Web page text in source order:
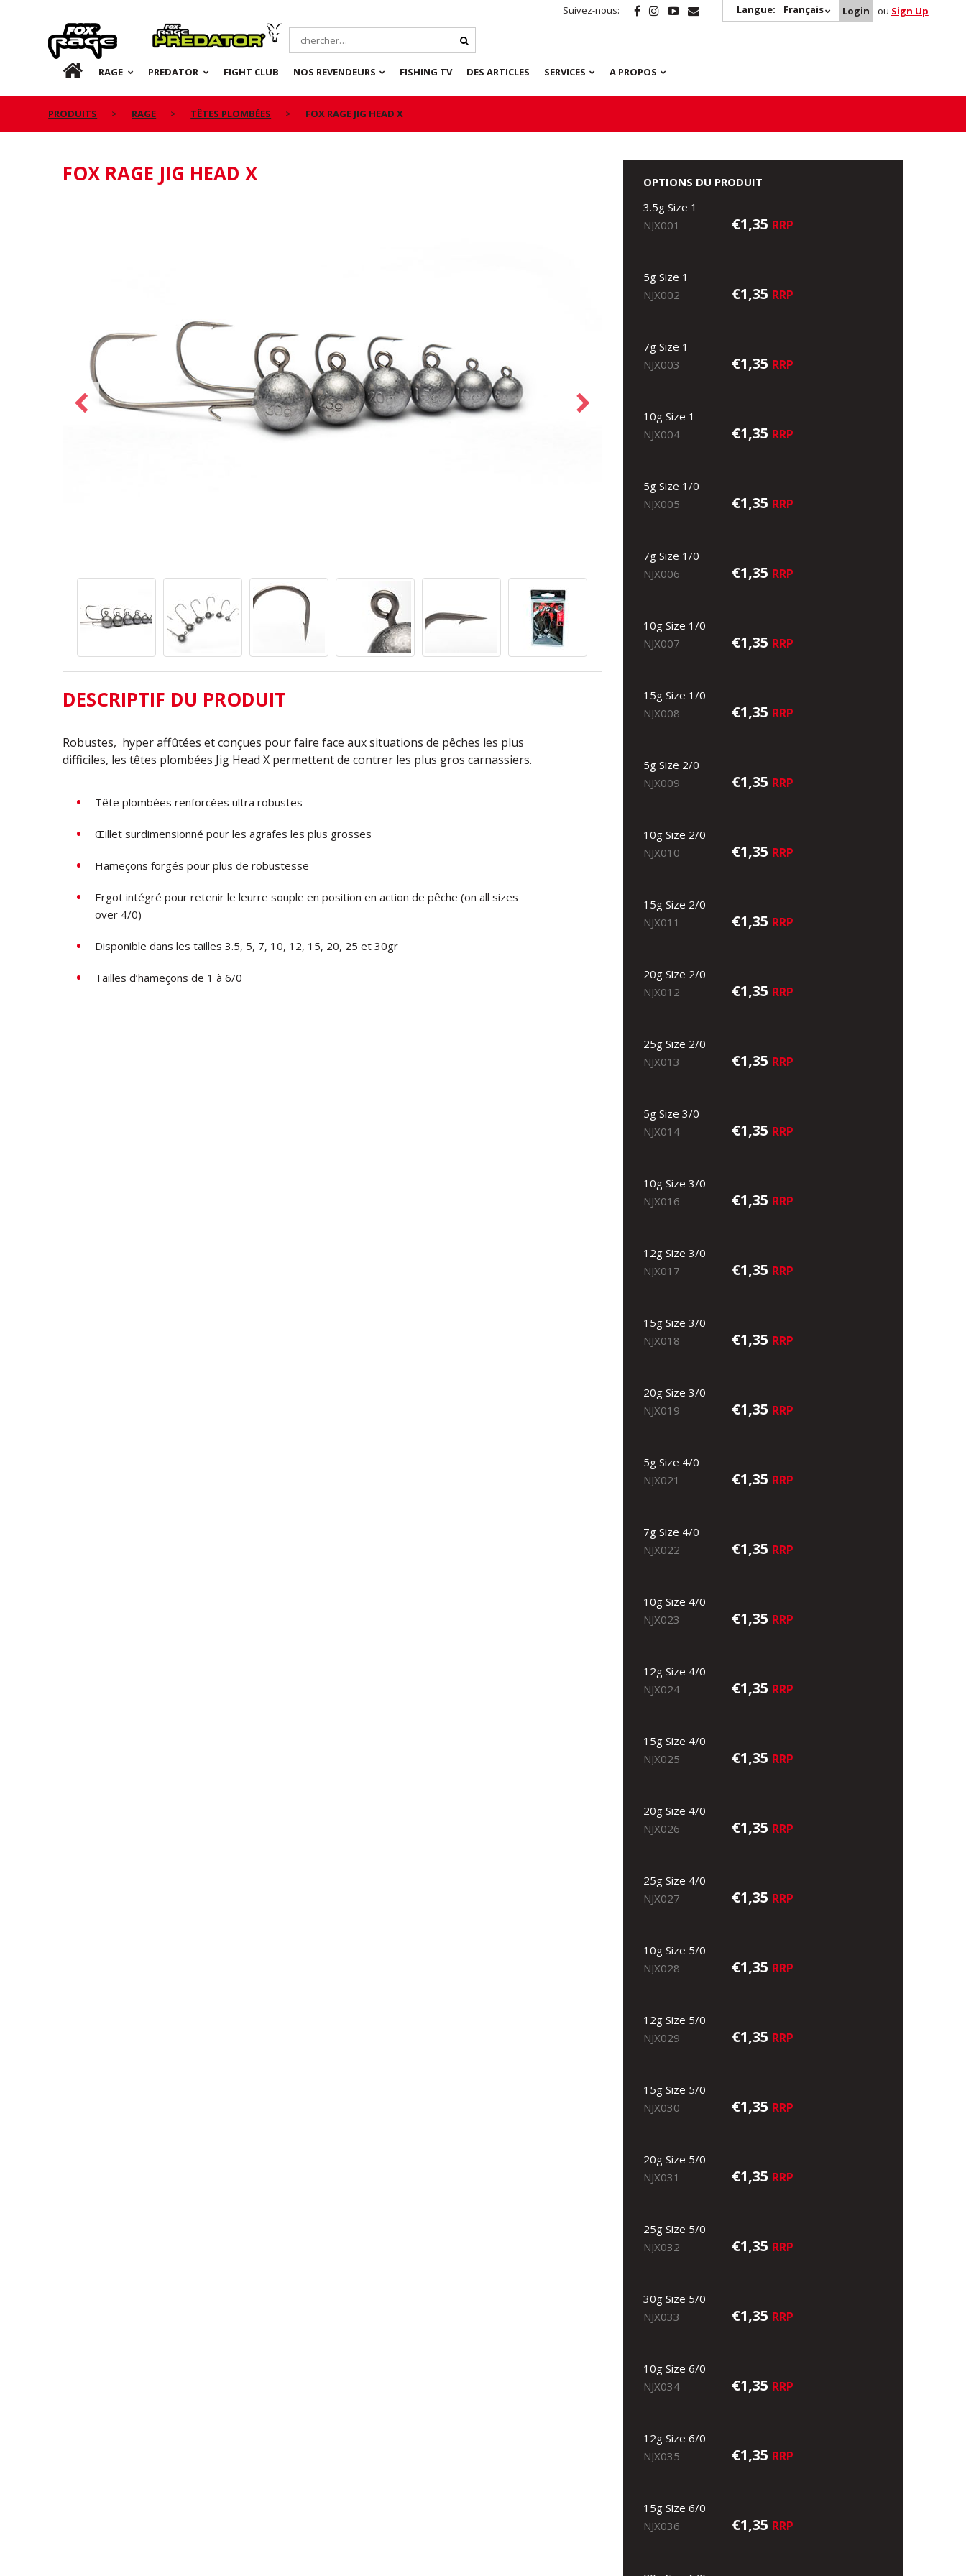
Suivez-nous: Langue: Français Login ou Sign Up
Rage Predator
FR RAGE PREDATOR FIGHT CLUB NOS REVENDEURS FISHING TV DES ARTICLES SERVICES A PROPOS
PRODUITS RAGE TÊTES PLOMBÉES FOX RAGE JIG HEAD X
FOX RAGE JIG HEAD X
DESCRIPTIF DU PRODUIT
Robustes, hyper affûtées et conçues pour faire face aux situations de pêches les plus
difficiles, les têtes plombées Jig Head X permettent de contrer les plus gros carnassiers.
Tête plombées renforcées ultra robustes
Œillet surdimensionné pour les agrafes les plus grosses
Hameçons forgés pour plus de robustesse
Ergot intégré pour retenir le leurre souple en position en action de pêche (on all sizes
over 4/0)
Disponible dans les tailles 3.5, 5, 7, 10, 12, 15, 20, 25 et 30gr
Tailles d’hameçons de 1 à 6/0
OPTIONS DU PRODUIT
3.5g Size 1
NJX001
€1,35 RRP
5g Size 1
NJX002
€1,35 RRP
7g Size 1
NJX003
€1,35 RRP
10g Size 1
NJX004
€1,35 RRP
5g Size 1/0
NJX005
€1,35 RRP
7g Size 1/0
NJX006
€1,35 RRP
10g Size 1/0
NJX007
€1,35 RRP
15g Size 1/0
NJX008
€1,35 RRP
5g Size 2/0
NJX009
€1,35 RRP
10g Size 2/0
NJX010
€1,35 RRP
15g Size 2/0
NJX011
€1,35 RRP
20g Size 2/0
NJX012
€1,35 RRP
25g Size 2/0
NJX013
€1,35 RRP
5g Size 3/0
NJX014
€1,35 RRP
10g Size 3/0
NJX016
€1,35 RRP
12g Size 3/0
NJX017
€1,35 RRP
15g Size 3/0
NJX018
€1,35 RRP
20g Size 3/0
NJX019
€1,35 RRP
5g Size 4/0
NJX021
€1,35 RRP
7g Size 4/0
NJX022
€1,35 RRP
10g Size 4/0
NJX023
€1,35 RRP
12g Size 4/0
NJX024
€1,35 RRP
15g Size 4/0
NJX025
€1,35 RRP
20g Size 4/0
NJX026
€1,35 RRP
25g Size 4/0
NJX027
€1,35 RRP
10g Size 5/0
NJX028
€1,35 RRP
12g Size 5/0
NJX029
€1,35 RRP
15g Size 5/0
NJX030
€1,35 RRP
20g Size 5/0
NJX031
€1,35 RRP
25g Size 5/0
NJX032
€1,35 RRP
30g Size 5/0
NJX033
€1,35 RRP
10g Size 6/0
NJX034
€1,35 RRP
12g Size 6/0
NJX035
€1,35 RRP
15g Size 6/0
NJX036
€1,35 RRP